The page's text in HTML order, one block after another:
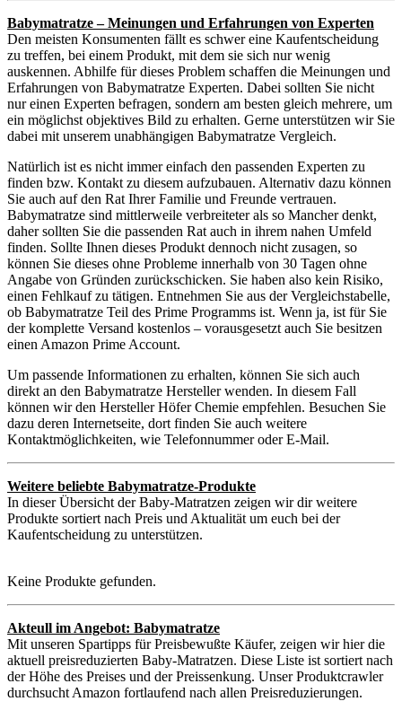
Babymatratze – Meinungen und Erfahrungen von Experten
Den meisten Konsumenten fällt es schwer eine Kaufentscheidung
zu treffen, bei einem Produkt, mit dem sie sich nur wenig
auskennen. Abhilfe für dieses Problem schaffen die Meinungen und
Erfahrungen von Babymatratze Experten. Dabei sollten Sie nicht
nur einen Experten befragen, sondern am besten gleich mehrere, um
ein möglichst objektives Bild zu erhalten. Gerne unterstützen wir Sie
dabei mit unserem unabhängigen Babymatratze Vergleich.
Natürlich ist es nicht immer einfach den passenden Experten zu
finden bzw. Kontakt zu diesem aufzubauen. Alternativ dazu können
Sie auch auf den Rat Ihrer Familie und Freunde vertrauen.
Babymatratze sind mittlerweile verbreiteter als so Mancher denkt,
daher sollten Sie die passenden Rat auch in ihrem nahen Umfeld
finden. Sollte Ihnen dieses Produkt dennoch nicht zusagen, so
können Sie dieses ohne Probleme innerhalb von 30 Tagen ohne
Angabe von Gründen zurückschicken. Sie haben also kein Risiko,
einen Fehlkauf zu tätigen. Entnehmen Sie aus der Vergleichstabelle,
ob Babymatratze Teil des Prime Programms ist. Wenn ja, ist für Sie
der komplette Versand kostenlos – vorausgesetzt auch Sie besitzen
einen Amazon Prime Account.
Um passende Informationen zu erhalten, können Sie sich auch
direkt an den Babymatratze Hersteller wenden. In diesem Fall
können wir den Hersteller Höfer Chemie empfehlen. Besuchen Sie
dazu deren Internetseite, dort finden Sie auch weitere
Kontaktmöglichkeiten, wie Telefonnummer oder E-Mail.
Weitere beliebte Babymatratze-Produkte
In dieser Übersicht der Baby-Matratzen zeigen wir dir weitere
Produkte sortiert nach Preis und Aktualität um euch bei der
Kaufentscheidung zu unterstützen.
Keine Produkte gefunden.
Akteull im Angebot: Babymatratze
Mit unseren Spartipps für Preisbewußte Käufer, zeigen wir hier die
aktuell preisreduzierten Baby-Matratzen. Diese Liste ist sortiert nach
der Höhe des Preises und der Preissenkung. Unser Produktcrawler
durchsucht Amazon fortlaufend nach allen Preisreduzierungen.